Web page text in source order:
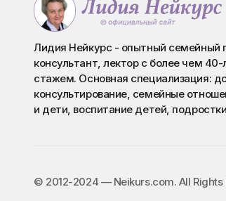
Лидия Нейкурс - опытный семейный
консультант, лектор с более чем
стажем. Основная специализация:
консультирование, семейные
и дети, воспитание детей,
©️ 2012-2024 — Neikurs.com. All Rights